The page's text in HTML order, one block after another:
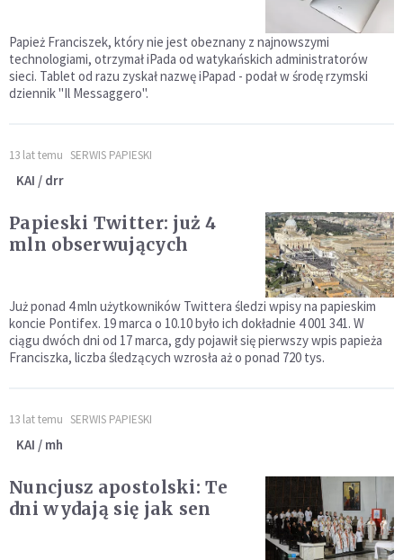
Papież Franciszek, który nie jest obeznany z najnowszymi
technologiami, otrzymał iPada od watykańskich administratorów
sieci. Tablet od razu zyskał nazwę iPapad - podał w środę rzymski
dziennik "Il Messaggero".
13 lat temu SERWIS PAPIESKI
KAI / drr
Papieski Twitter: już 4
mln obserwujących
Już ponad 4 mln użytkowników Twittera śledzi wpisy na papieskim
koncie Pontifex. 19 marca o 10.10 było ich dokładnie 4 001 341. W
ciągu dwóch dni od 17 marca, gdy pojawił się pierwszy wpis papieża
Franciszka, liczba śledzących wzrosła aż o ponad 720 tys.
13 lat temu SERWIS PAPIESKI
KAI / mh
Nuncjusz apostolski: Te
dni wydają się jak sen